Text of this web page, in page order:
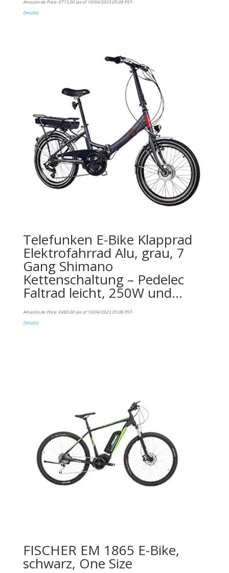
Amazon.de Price:€715,00(as of 10/04/2023 05:08 PST-
Details)
Telefunken E-Bike Klapprad
Elektrofahrrad Alu, grau, 7
Gang Shimano
Kettenschaltung – Pedelec
Faltrad leicht, 250W und…
Amazon.de Price:€480,00(as of 10/04/2023 05:08 PST-
Details)
FISCHER EM 1865 E-Bike,
schwarz, One Size